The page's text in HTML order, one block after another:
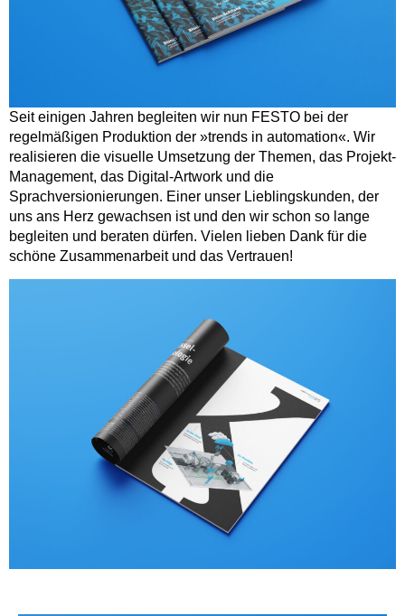
Seit einigen Jahren begleiten wir nun FESTO bei der
regelmäßigen Produktion der »trends in automation«. Wir
realisieren die visuelle Umsetzung der Themen, das Projekt-
Management, das Digital-Artwork und die
Sprachversionierungen. Einer unser Lieblingskunden, der
uns ans Herz gewachsen ist und den wir schon so lange
begleiten und beraten dürfen. Vielen lieben Dank für die
schöne Zusammenarbeit und das Vertrauen!